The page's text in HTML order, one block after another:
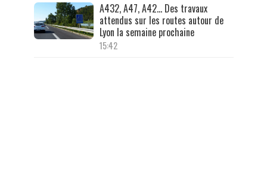
A432, A47, A42… Des travaux
attendus sur les routes autour de
Lyon la semaine prochaine
15:42